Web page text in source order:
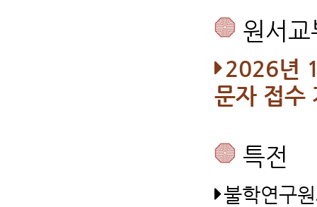
원서
2026년 1
문자 접수
특전
불학연구